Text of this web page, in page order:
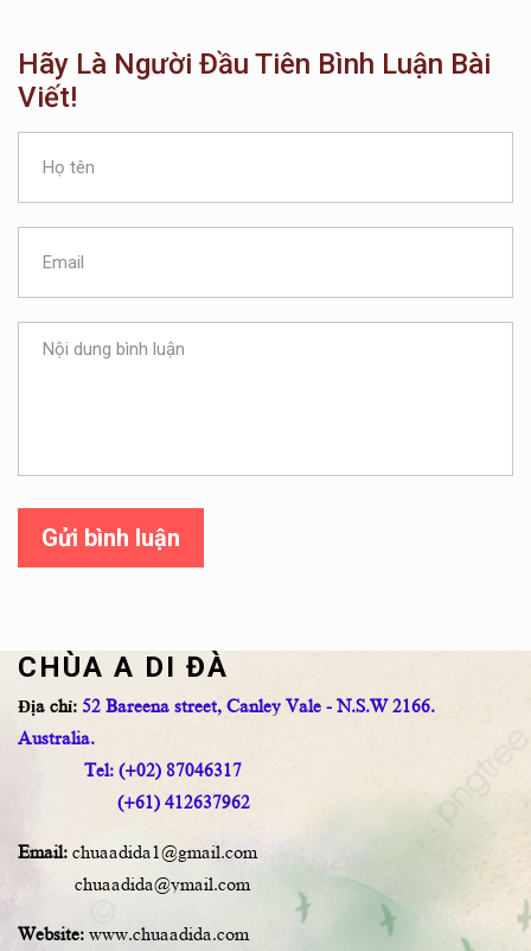
Hãy Là Người Đầu Tiên Bình Luận Bài
Viết!
Gửi bình luận
CHÙA A DI ĐÀ
Địa chỉ: 52 Bareena street, Canley Vale - N.S.W 2166.
Australia.
Tel: (+02) 87046317
(+61) 412637962
Email: chuaadida1@gmail.com
chuaadida@ymail.com
Website: www.chuaadida.com